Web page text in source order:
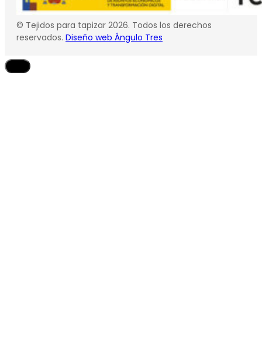
© Tejidos para tapizar 2026. Todos los derechos
reservados. Diseño web Ángulo Tres